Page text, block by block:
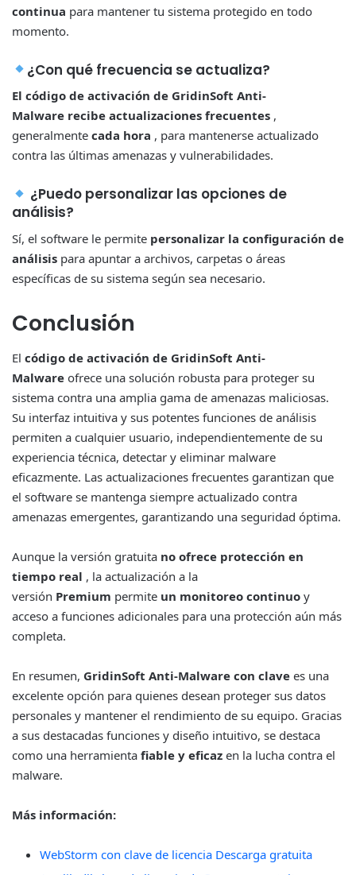
continua para mantener tu sistema protegido en todo
momento.
¿Con qué frecuencia se actualiza?
El código de activación de GridinSoft Anti-
Malware recibe actualizaciones frecuentes ,
generalmente cada hora , para mantenerse actualizado
contra las últimas amenazas y vulnerabilidades.
¿Puedo personalizar las opciones de
análisis?
Sí, el software le permite personalizar la configuración de
análisis para apuntar a archivos, carpetas o áreas
específicas de su sistema según sea necesario.
Conclusión
El código de activación de GridinSoft Anti-
Malware ofrece una solución robusta para proteger su
sistema contra una amplia gama de amenazas maliciosas.
Su interfaz intuitiva y sus potentes funciones de análisis
permiten a cualquier usuario, independientemente de su
experiencia técnica, detectar y eliminar malware
eficazmente. Las actualizaciones frecuentes garantizan que
el software se mantenga siempre actualizado contra
amenazas emergentes, garantizando una seguridad óptima.
Aunque la versión gratuita no ofrece protección en
tiempo real , la actualización a la
versión Premium permite un monitoreo continuo y
acceso a funciones adicionales para una protección aún más
completa.
En resumen, GridinSoft Anti-Malware con clave es una
excelente opción para quienes desean proteger sus datos
personales y mantener el rendimiento de su equipo. Gracias
a sus destacadas funciones y diseño intuitivo, se destaca
como una herramienta fiable y eficaz en la lucha contra el
malware.
Más información:
WebStorm con clave de licencia Descarga gratuita